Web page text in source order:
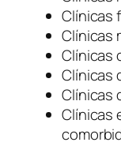
Clínicas
Clínicas
Clínicas
Clínicas
Clínicas
Clínicas